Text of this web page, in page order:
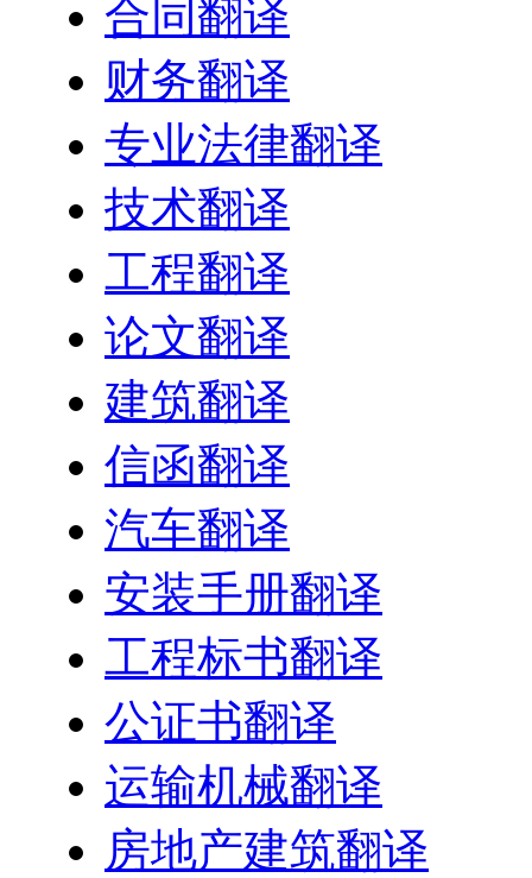
合同翻译
财务翻译
专业法律翻译
技术翻译
工程翻译
论文翻译
建筑翻译
信函翻译
汽车翻译
安装手册翻译
工程标书翻译
公证书翻译
运输机械翻译
房地产建筑翻译